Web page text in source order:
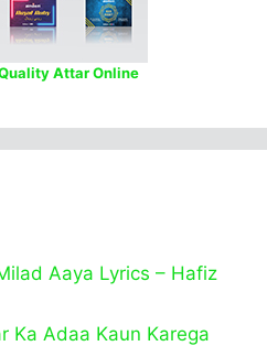
Attar Online
Aaya Lyrics – Hafiz
Ka Adaa Kaun Karega